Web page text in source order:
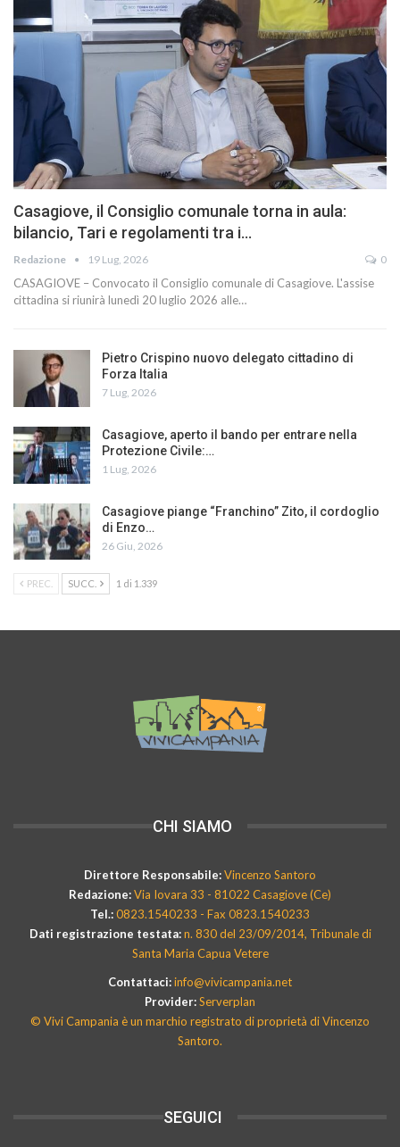
Casagiove, il Consiglio comunale torna in aula:
bilancio, Tari e regolamenti tra i…
Redazione 19 Lug, 2026 0
CASAGIOVE – Convocato il Consiglio comunale di Casagiove. L'assise
cittadina si riunirà lunedì 20 luglio 2026 alle…
Pietro Crispino nuovo delegato cittadino di
Forza Italia
7 Lug, 2026
Casagiove, aperto il bando per entrare nella
Protezione Civile:…
1 Lug, 2026
Casagiove piange “Franchino” Zito, il cordoglio
di Enzo…
26 Giu, 2026
PREC. SUCC. 1 di 1.339
CHI SIAMO
Direttore Responsabile:Vincenzo Santoro
Redazione:Via Iovara 33 - 81022 Casagiove (Ce)
Tel.:0823.1540233 - Fax 0823.1540233
Dati registrazione testata:n. 830 del 23/09/2014, Tribunale di
Santa Maria Capua Vetere
Contattaci:info@vivicampania.net
Provider:Serverplan
© Vivi Campania è un marchio registrato di proprietà di Vincenzo
Santoro.
SEGUICI